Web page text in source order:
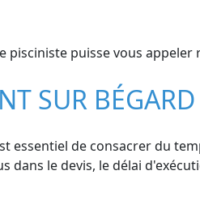
pisciniste puisse vous appeler
SUR BÉGARD
essentiel de consacrer du
le devis, le délai